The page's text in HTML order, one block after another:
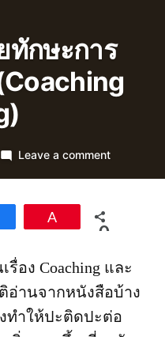
ทักษะการ
Leave a commenton
โค้ช
และ
พี่
0
อง Coaching และ
อ่านจากหนังสือบ้าง
ทำให้ปะติดปะต่อ